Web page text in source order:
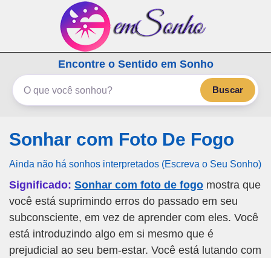
emSonho.com
Os sonhos significam mais
Encontre o Sentido em Sonho
Buscar
Sonhar com Foto De Fogo
Ainda não há sonhos interpretados (Escreva o Seu Sonho)
Significado: Sonhar com foto de fogo mostra que
você está suprimindo erros do passado em seu
subconsciente, em vez de aprender com eles. Você
está introduzindo algo em si mesmo que é
prejudicial ao seu bem-estar. Você está lutando com